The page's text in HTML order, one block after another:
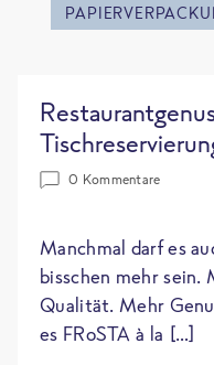
0 Kommentare
Manchmal darf es
bisschen mehr sein.
Qualität. Mehr
es FRoSTA à la […]